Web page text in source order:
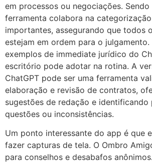
em processos ou negociações. Sendo
ferramenta colabora na
importantes, assegurando que todos
estejam em ordem para o
exemplos de immediate jurídico do
escritório pode adotar na rotina. A
ChatGPT pode ser uma ferramenta
elaboração e revisão de contratos,
sugestões de redação e identificando
questões ou inconsistências.
Um ponto interessante do app é que
fazer capturas de tela. O Ombro
para conselhos e desabafos